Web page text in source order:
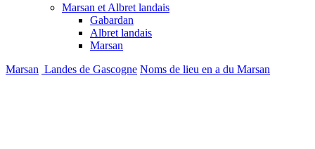
Marsan et Albret landais
Gabardan
Albret landais
Marsan
Marsan Landes de Gascogne Noms de lieu en a du Marsan